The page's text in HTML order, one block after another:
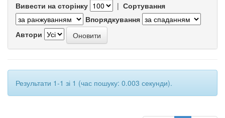
Вивести на сторінку | Сортування
Впорядкування
Автори
Результати 1-1 зі 1 (час пошуку: 0.003 секунди).